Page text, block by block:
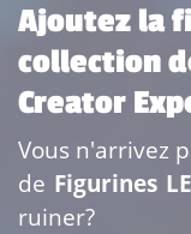
Ajoutez la
collection
Creator
Vous n'arrivez
de Figurines
ruiner?